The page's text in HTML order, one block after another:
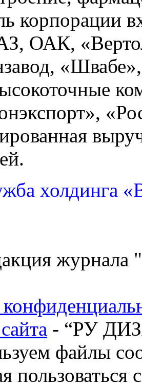
корпорации
ОАК,
холдинга
журнала
- “РУ
файлы
пользоваться